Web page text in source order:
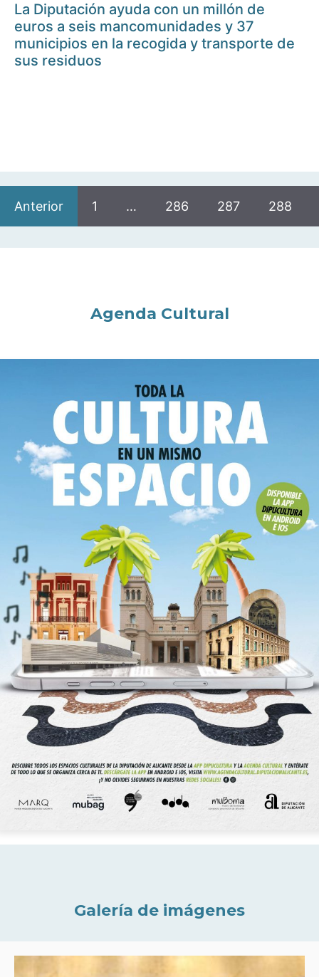
La Diputación ayuda con un millón de
euros a seis mancomunidades y 37
municipios en la recogida y transporte de
sus residuos
Anterior 1 … 286 287 288
Agenda Cultural
Galería de imágenes